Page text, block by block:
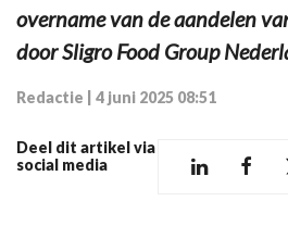
overname van de aandelen
door Sligro Food Group
Redactie 4 juni 2025 08:51
Deel dit artikel via
social media